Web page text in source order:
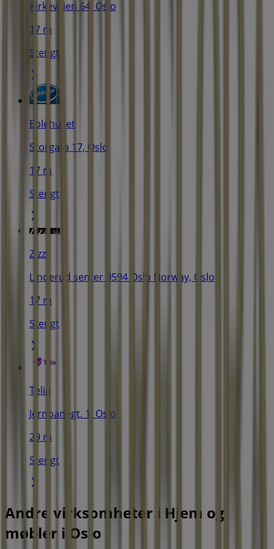
Kirkeveien 64, Oslo
17 m
Stengt
Eplehuset
Storgata 17, Oslo
17 m
Stengt
Zizzi
Linderud senter 0594 Oslo Norway, Oslo
17 m
Stengt
Telia
Jernbanegt. 1, Oslo
29 m
Stengt
Andre virksomheter i Hjem og
møbler i Oslo